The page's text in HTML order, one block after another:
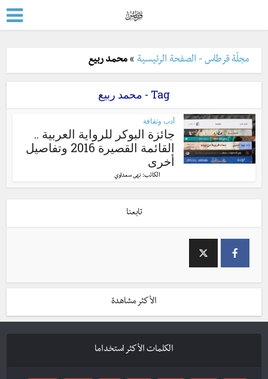
مجلّة قرطاس - الصفحة الرئيسية »محمد ربيع
Tag - محمد ربيع
أدب وثقافة
جائزة البوكر للرواية العربية ..
القائمة القصيرة 2016 وتفاصيل
أخرى
الكاتب:نهى سعداوي
تابعنا
الأكثر مشاهدة
الكلمات الأكثر استخداما